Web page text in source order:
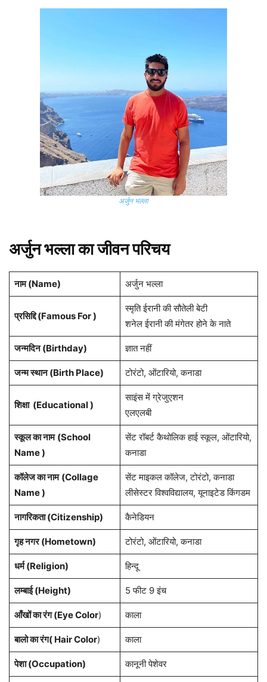
अर्जुन भल्ला
अर्जुन भल्ला का जीवन परिचय
नाम (Name) अर्जुन भल्ला
प्रसिद्दि (Famous For )
स्मृति ईरानी की सौतेली बेटी
शनेल ईरानी की मंगेतर होने के नाते
जन्मदिन (Birthday) ज्ञात नहीं
जन्म स्थान (Birth Place) टोरंटो, ओंटारियो, कनाडा
शिक्षा (Educational )
साइंस में ग्रेजुएशन
एलएलबी
स्कूल का नाम (School
Name )
सेंट रॉबर्ट कैथोलिक हाई स्कूल, ओंटारियो,
कनाडा
कॉलेज का नाम (Collage
Name )
सेंट माइकल कॉलेज, टोरंटो, कनाडा
लीसेस्टर विश्वविद्यालय, यूनाइटेड किंगडम
नागरिकता(Citizenship) कैनेडियन
गृह नगर(Hometown) टोरंटो, ओंटारियो, कनाडा
धर्म (Religion) हिन्दू
लम्बाई (Height) 5 फीट 9 इंच
आँखों का रंग (Eye Color) काला
बालो का रंग( Hair Color) काला
पेशा(Occupation) कानूनी पेशेवर